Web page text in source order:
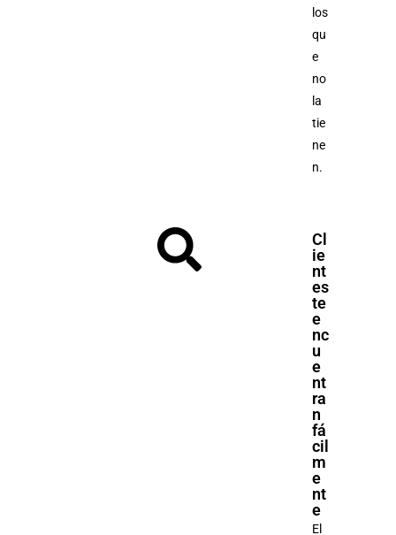
los
qu
e
no
la
tie
ne
n.
Cl
ie
nt
es
te
e
nc
u
e
nt
ra
n
fá
cil
m
e
nt
e
El